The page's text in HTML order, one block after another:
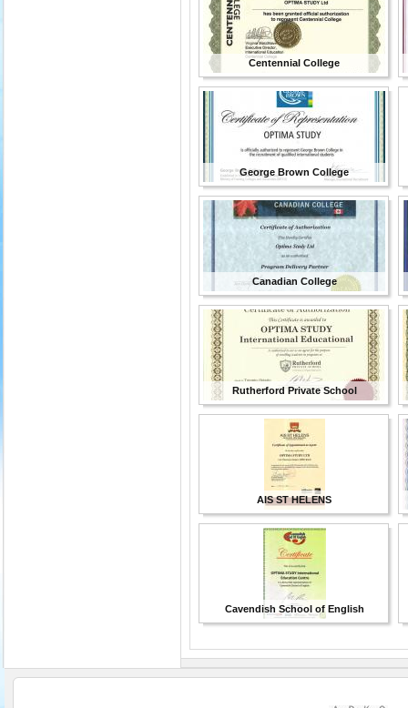
Centennial College
George Brown College
Canadian College
Rutherford Private School
AIS ST HELENS
Cavendish School of English